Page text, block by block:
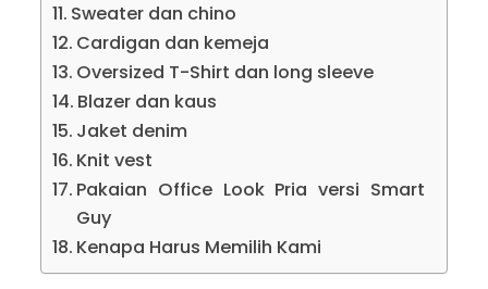
Sweater dan chino
Cardigan dan kemeja
Oversized T-Shirt dan long sleeve
Blazer dan kaus
Jaket denim
Knit vest
Pakaian Office Look Pria versi Smart
Guy
Kenapa Harus Memilih Kami